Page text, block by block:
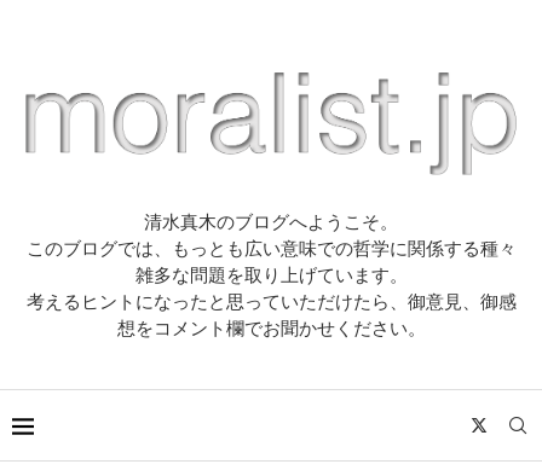
清水真木のブログへようこそ。
このブログでは、もっとも広い意味での哲学に関係する種々
雑多な問題を取り上げています。
考えるヒントになったと思っていただけたら、御意見、御感
想をコメント欄でお聞かせください。